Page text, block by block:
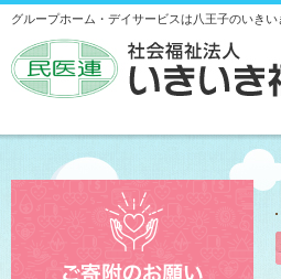
グループホーム・デイサービスは八王子のいきい